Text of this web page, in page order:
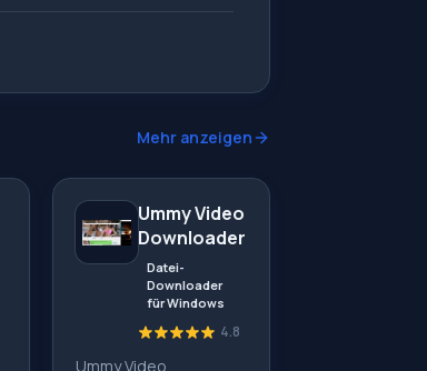
Mehr anzeigen
Ummy Video
Downloader
Datei-
Downloader
für Windows
4.8
Ummy Video